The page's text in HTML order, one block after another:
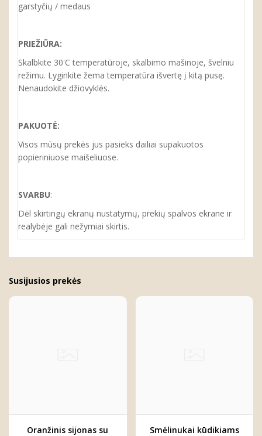
garstyčių / medaus
PRIEŽIŪRA:
Skalbkite 30'C temperatūroje, skalbimo mašinoje, švelniu
režimu. Lyginkite žema temperatūra išvertę į kitą pusę.
Nenaudokite džiovyklės.
PAKUOTĖ:
Visos mūsų prekės jus pasieks dailiai supakuotos
popieriniuose maišeliuose.
SVARBU:
Dėl skirtingų ekranų nustatymų, prekių spalvos ekrane ir
realybėje gali nežymiai skirtis.
Susijusios prekės
Oranžinis sijonas su
Smėlinukai kūdikiams